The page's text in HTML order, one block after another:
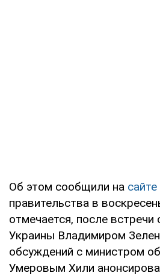
Об этом сообщили на сайте
правительства в
отмечается, после встречи
Украины Владимиром
обсуждений с министром
Умеровым Хили